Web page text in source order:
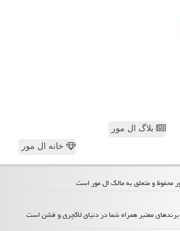
بلاگ ال مور
خانه ال مور
معتبر همراه شما در دنیای لاکچری و فشن است